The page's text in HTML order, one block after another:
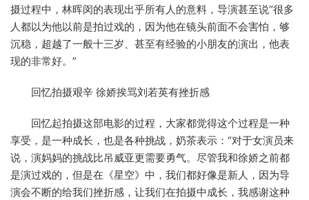
摄过程中，林晖闵的表现出乎所有人的意料，导演甚至说“很多
人都以为他以前是拍过戏的，因为他在镜头前面不会害怕，够
沉稳，超越了一般十三岁、甚至有经验的小朋友的演出，他表
现的非常好。”
回忆拍摄艰辛 徐娇挨骂刘若英有挫折感
回忆起拍摄这部电影的过程，大家都觉得这个过程是一种
享受，是一种成长，也是各种挑战，奶茶表示：“对于女演员来
说，演妈妈的挑战比吊威亚更需要勇气。尽管我和徐娇之前都
是演过戏的，但是在《星空》中，我们都好像是新人，因为导
演会不断的给我们挫折感，让我们在拍摄中成长，我感谢这种